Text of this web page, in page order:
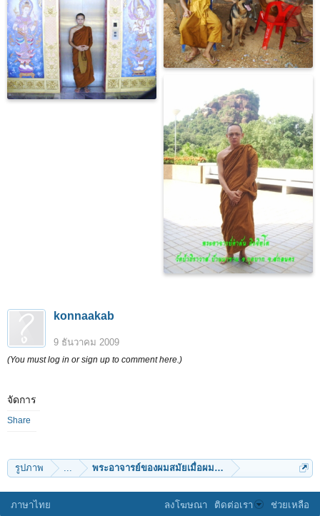
konnaakab
9 ธันวาคม 2009
(You must log in or sign up to comment here.)
จัดการ
Share
รูปภาพ ... พระอาจารย์ของผมสมัยเมื่อผมยังบวชอยู่
ภาษาไทย ลงโฆษณา ติดต่อเรา ช่วยเหลือ